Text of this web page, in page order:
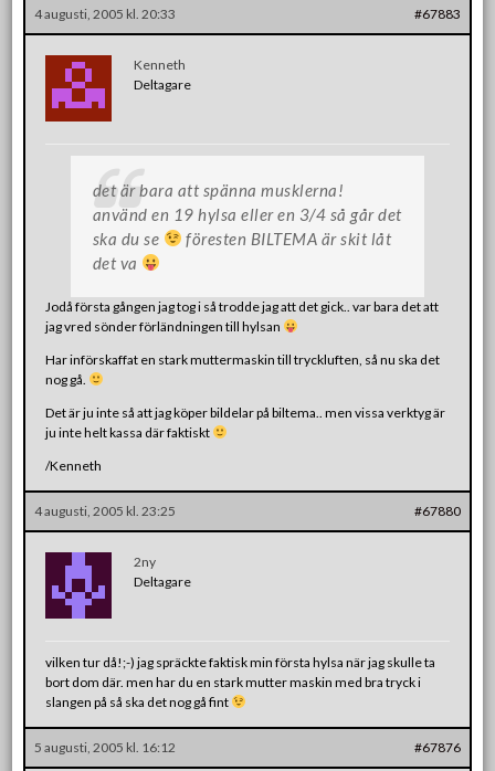
4 augusti, 2005 kl. 20:33 #67883
Kenneth
Deltagare
det är bara att spänna musklerna!
använd en 19 hylsa eller en 3/4 så går det
ska du se
föresten BILTEMA är skit låt
det va
Jodå första gången jag tog i så trodde jag att det gick.. var bara det att
jag vred sönder förländningen till hylsan
Har införskaffat en stark muttermaskin till tryckluften, så nu ska det
nog gå.
Det är ju inte så att jag köper bildelar på biltema.. men vissa verktyg är
ju inte helt kassa där faktiskt
/Kenneth
4 augusti, 2005 kl. 23:25 #67880
2ny
Deltagare
vilken tur då!;-) jag spräckte faktisk min första hylsa när jag skulle ta
bort dom där. men har du en stark mutter maskin med bra tryck i
slangen på så ska det nog gå fint
5 augusti, 2005 kl. 16:12 #67876